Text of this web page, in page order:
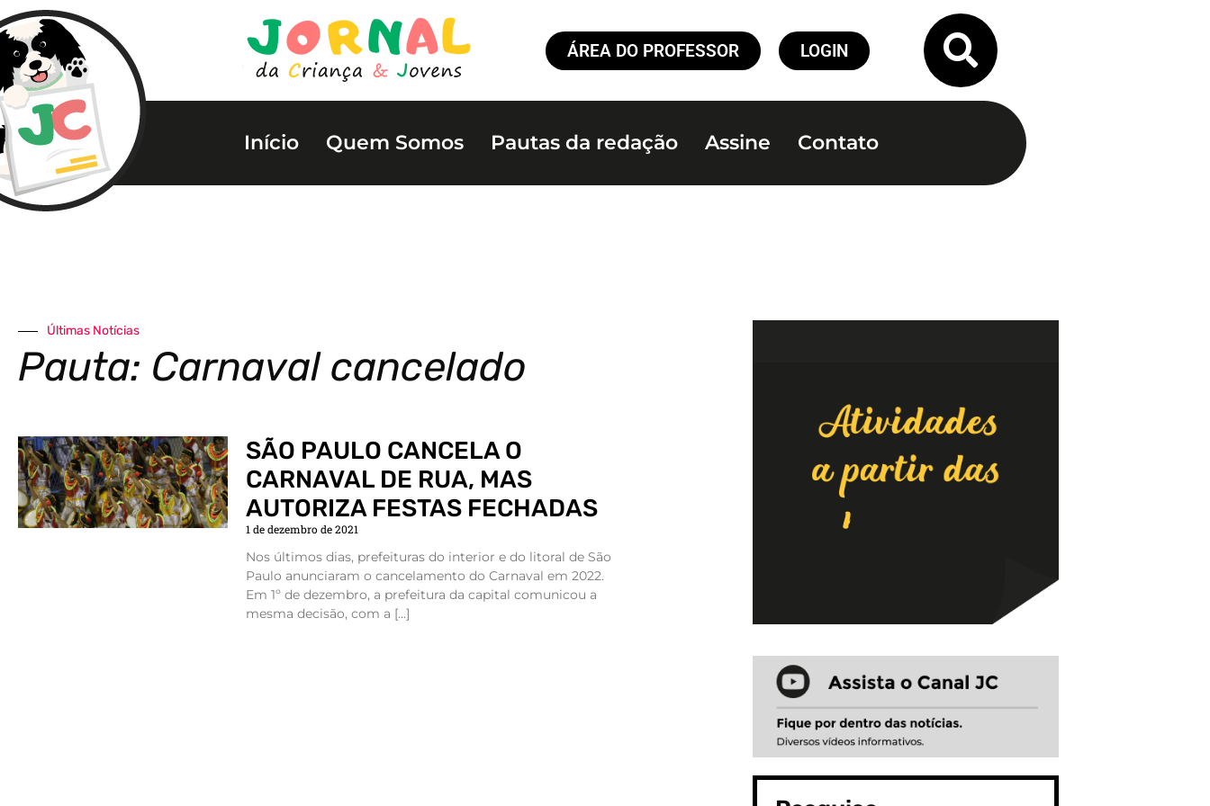
ÁREA DO PROFESSOR LOGIN
Início Quem Somos Pautas da redação Assine Contato
Últimas Notícias
Pauta: Carnaval cancelado
SÃO PAULO CANCELA O
CARNAVAL DE RUA, MAS
AUTORIZA FESTAS FECHADAS
1 de dezembro de 2021
Nos últimos dias, prefeituras do interior e do litoral de São
Paulo anunciaram o cancelamento do Carnaval em 2022.
Em 1º de dezembro, a prefeitura da capital comunicou a
mesma decisão, com a […]